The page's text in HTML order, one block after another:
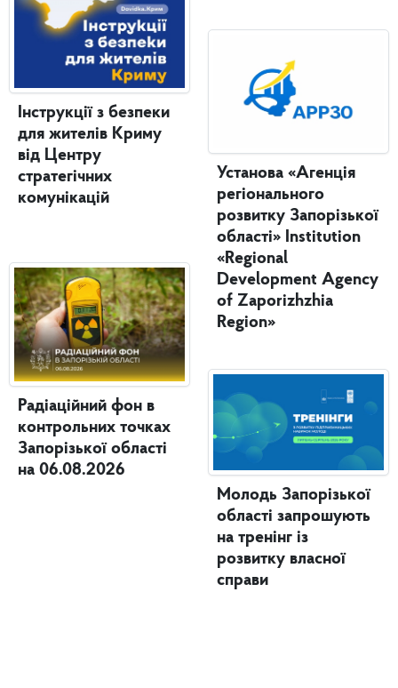
Інструкції з безпеки
для жителів Криму
від Центру
стратегічних
комунікацій
Радіаційний фон в
контрольних точках
Запорізької області
на 06.08.2026
Установа «Агенція
регіонального
розвитку Запорізької
області» Institution
«Regional
Development Agency
of Zaporizhzhia
Region»
Молодь Запорізької
області запрошують
на тренінг із
розвитку власної
справи